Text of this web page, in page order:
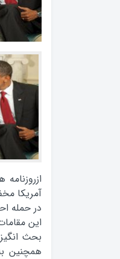
آمریکا
در حمله
این
بحث
همچنین